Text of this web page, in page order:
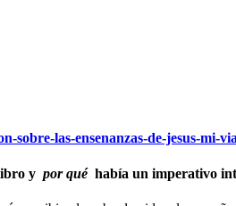
sobre-las-ensenanzas-de-jesus-
y por quéhabía un imperativo